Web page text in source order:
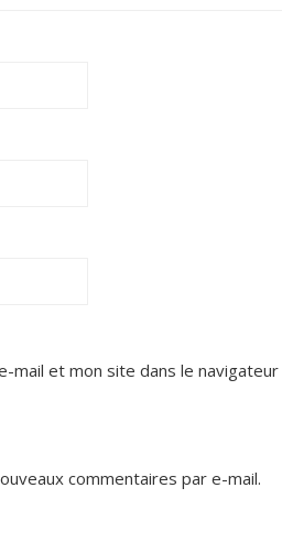
mail et mon site dans le
commentaires par e-mail.